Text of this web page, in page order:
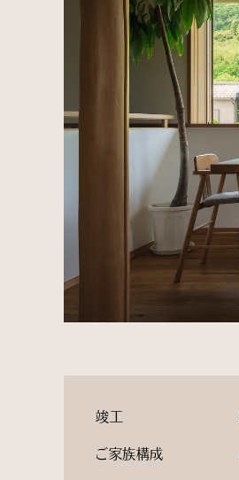
竣工
ご家族構成